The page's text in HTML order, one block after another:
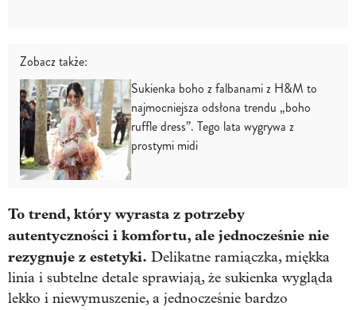
Zobacz także:
Sukienka boho z falbanami z H&M to
najmocniejsza odsłona trendu „boho
ruffle dress”. Tego lata wygrywa z
prostymi midi
To trend, który wyrasta z potrzeby
autentyczności i komfortu, ale jednocześnie nie
rezygnuje z estetyki. Delikatne ramiączka, miękka
linia i subtelne detale sprawiają, że sukienka wygląda
lekko i niewymuszenie, a jednocześnie bardzo